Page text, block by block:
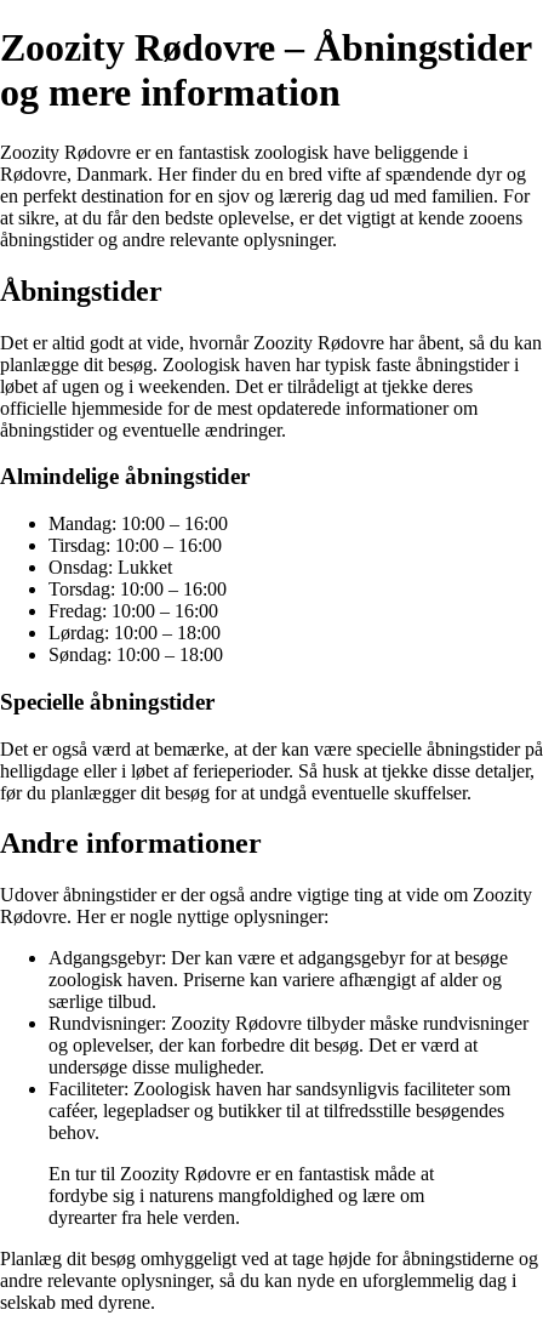
Zoozity Rødovre – Åbningstider
og mere information
Zoozity Rødovre er en fantastisk zoologisk have beliggende i
Rødovre, Danmark. Her finder du en bred vifte af spændende dyr og
en perfekt destination for en sjov og lærerig dag ud med familien. For
at sikre, at du får den bedste oplevelse, er det vigtigt at kende zooens
åbningstider og andre relevante oplysninger.
Åbningstider
Det er altid godt at vide, hvornår Zoozity Rødovre har åbent, så du kan
planlægge dit besøg. Zoologisk haven har typisk faste åbningstider i
løbet af ugen og i weekenden. Det er tilrådeligt at tjekke deres
officielle hjemmeside for de mest opdaterede informationer om
åbningstider og eventuelle ændringer.
Almindelige åbningstider
Mandag: 10:00 – 16:00
Tirsdag: 10:00 – 16:00
Onsdag: Lukket
Torsdag: 10:00 – 16:00
Fredag: 10:00 – 16:00
Lørdag: 10:00 – 18:00
Søndag: 10:00 – 18:00
Specielle åbningstider
Det er også værd at bemærke, at der kan være specielle åbningstider på
helligdage eller i løbet af ferieperioder. Så husk at tjekke disse detaljer,
før du planlægger dit besøg for at undgå eventuelle skuffelser.
Andre informationer
Udover åbningstider er der også andre vigtige ting at vide om Zoozity
Rødovre. Her er nogle nyttige oplysninger:
Adgangsgebyr: Der kan være et adgangsgebyr for at besøge
zoologisk haven. Priserne kan variere afhængigt af alder og
særlige tilbud.
Rundvisninger: Zoozity Rødovre tilbyder måske rundvisninger
og oplevelser, der kan forbedre dit besøg. Det er værd at
undersøge disse muligheder.
Faciliteter: Zoologisk haven har sandsynligvis faciliteter som
caféer, legepladser og butikker til at tilfredsstille besøgendes
behov.
En tur til Zoozity Rødovre er en fantastisk måde at
fordybe sig i naturens mangfoldighed og lære om
dyrearter fra hele verden.
Planlæg dit besøg omhyggeligt ved at tage højde for åbningstiderne og
andre relevante oplysninger, så du kan nyde en uforglemmelig dag i
selskab med dyrene.